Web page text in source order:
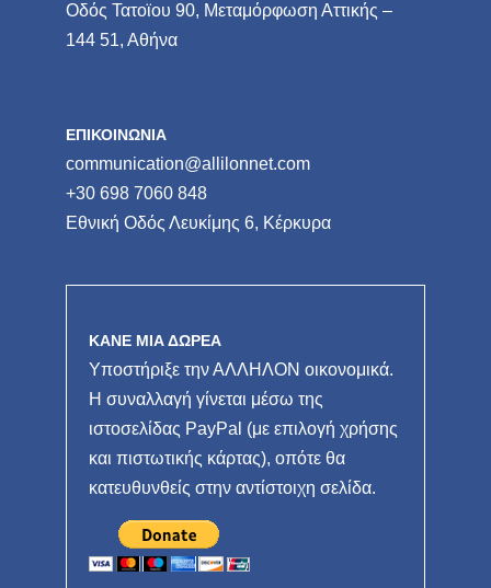
Οδός Τατοϊου 90, Μεταμόρφωση Αττικής –
144 51, Αθήνα
ΕΠΙΚΟΙΝΩΝΙΑ
communication@allilonnet.com
+30 698 7060 848
Εθνική Οδός Λευκίμης 6, Κέρκυρα
ΚΑΝΕ ΜΙΑ ΔΩΡΕΑ
Υποστήριξε την ΑΛΛΗΛΟΝ οικονομικά.
Η συναλλαγή γίνεται μέσω της
ιστοσελίδας PayPal (με επιλογή χρήσης
και πιστωτικής κάρτας), οπότε θα
κατευθυνθείς στην αντίστοιχη σελίδα.